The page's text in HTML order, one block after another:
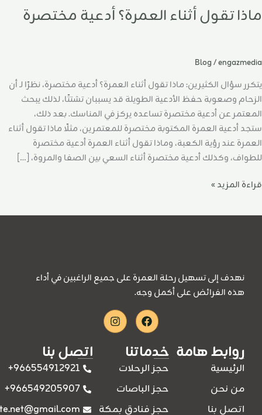
ماذا تقول أثناء العمرة؟ أدعية مختصرة
Blog/engazmedia
يتكرر سؤال الكثيرين: ماذا تقول أثناء العمرة؟ أدعية مختصرة، نظرًا لـ أن
الزحام وصعوبة حفظ الأدعية الطويلة قد يسببان تشتتًا، لذلك يبحث
المعتمر عن أدعية مختصرة تساعده يركز في المناسك. بعد ذلك،
ستجد أدعية العمرة المكتوبة مختصرة للمعتمرين، مثلًا ماذا تقول أثناء
العمرة عند رؤية الكعبة، وماذا تقول أثناء العمرة أدعية مختصرة
للطواف، وكذلك أدعية مختصرة أثناء السعي بين الصفا والمروة، […]
قراءة المزيد »
نهدف إلى تسهيل رحلة العمرة على جميع الراغبين في أداء
هذه الفرائض على أكمل وجه.
Facebook
Instagram
روابط هامة
الرئيسية
من نحن
اتصل بنا
خدماتنا
حجز الرحلات
حجز الباصات
حجز فنادق بمكة
اتصل بنا
966554912921+
966549205907+